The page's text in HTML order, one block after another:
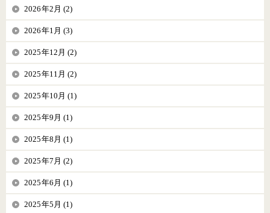
2026年2月 (2)
2026年1月 (3)
2025年12月 (2)
2025年11月 (2)
2025年10月 (1)
2025年9月 (1)
2025年8月 (1)
2025年7月 (2)
2025年6月 (1)
2025年5月 (1)